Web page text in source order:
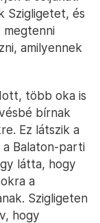
Szigligetet, és
megtenni
amilyennek
több oka is
bírnak
Ez látszik a
a Balaton-parti
látta, hogy
a
Szigligeten
hogy